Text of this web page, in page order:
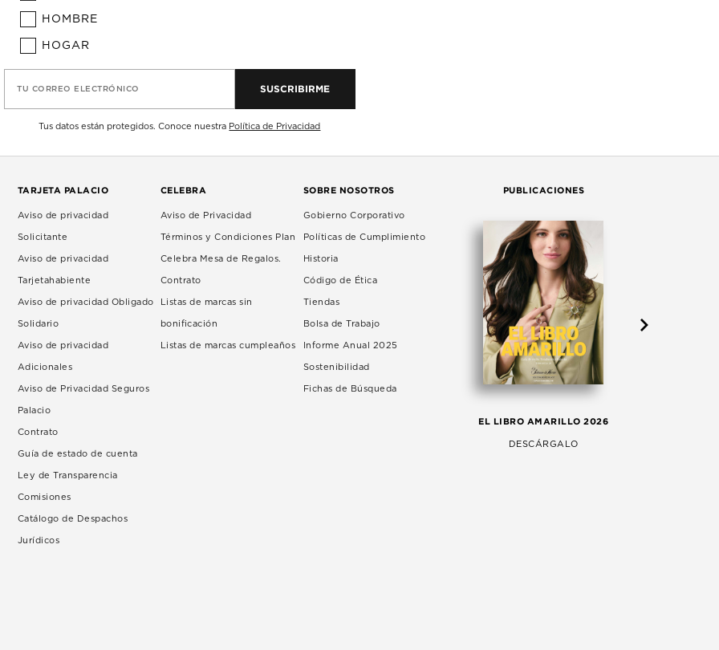
HOMBRE
HOGAR
TU CORREO ELECTRÓNICO SUSCRIBIRME
Tus datos están protegidos. Conoce nuestra Política de Privacidad
TARJETA PALACIO
Aviso de privacidad
Solicitante
Aviso de privacidad
Tarjetahabiente
Aviso de privacidad Obligado
Solidario
Aviso de privacidad
Adicionales
Aviso de Privacidad Seguros
Palacio
Contrato
Guía de estado de cuenta
Ley de Transparencia
Comisiones
Catálogo de Despachos
Jurídicos
CELEBRA
Aviso de Privacidad
Términos y Condiciones Plan
Celebra Mesa de Regalos.
Contrato
Listas de marcas sin
bonificación
Listas de marcas cumpleaños
SOBRE NOSOTROS
Gobierno Corporativo
Políticas de Cumplimiento
Historia
Código de Ética
Tiendas
Bolsa de Trabajo
Informe Anual 2025
Sostenibilidad
Fichas de Búsqueda
PUBLICACIONES
EL LIBRO AMARILLO 2026
DESCÁRGALO